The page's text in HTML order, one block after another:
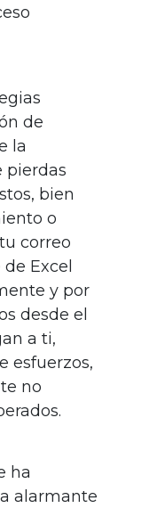
de
la
pierdas
bien
o
correo
Excel
y por
desde el
a ti,
esfuerzos,
no
ha
alarmante